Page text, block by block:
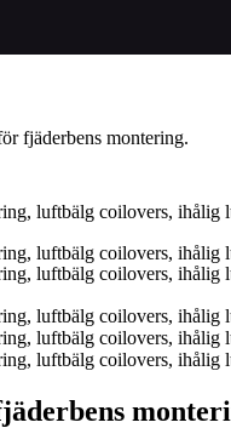
fjäderbens montering.